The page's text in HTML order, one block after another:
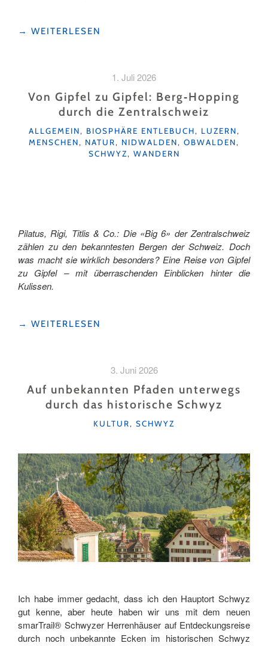
"MIT
PIONIERZEIT
UNTERWEGS
MIT
DER
→ WEITERLESEN
1. Juli 2026
Von Gipfel zu Gipfel: Berg‑Hopping
durch die Zentralschweiz
KATEGORIEN
ALLGEMEIN, BIOSPHÄRE ENTLEBUCH, LUZERN,
MENSCHEN, NATUR, NIDWALDEN, OBWALDEN,
SCHWYZ, WANDERN
Pilatus, Rigi, Titlis & Co.: Die «Big 6» der Zentralschweiz
zählen zu den bekanntesten Bergen der Schweiz. Doch
was macht sie wirklich besonders? Eine Reise von Gipfel
zu Gipfel – mit überraschenden Einblicken hinter die
Kulissen.
"VON
DURCH
ZENTRALSCHWEIZ"
→ WEITERLESEN
3. Juni 2026
Auf unbekannten Pfaden unterwegs
durch das historische Schwyz
KATEGORIEN
KULTUR, SCHWYZ
Ich habe immer gedacht, dass ich den Hauptort Schwyz
gut kenne, aber heute haben wir uns mit dem neuen
smarTrail® Schwyzer Herrenhäuser auf Entdeckungsreise
durch noch unbekannte Ecken im historischen Schwyz